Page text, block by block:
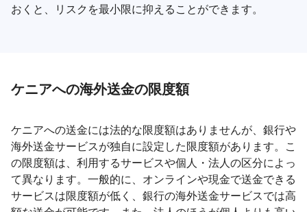
おくと、リスクを最小限に抑えることができます。
ケニアへの海外送金の限度額
ケニアへの送金には法的な限度額はありませんが、銀行や
海外送金サービスが独自に設定した限度額があります。こ
の限度額は、利用するサービスや個人・法人の区分によっ
て異なります。一般的に、オンラインや現金で送金できる
サービスは限度額が低く、銀行の海外送金サービスでは高